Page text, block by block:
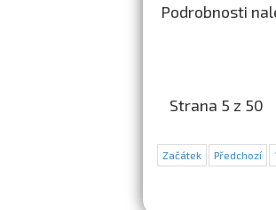
Podrobnosti
Strana 5 z 50
Začátek Předchozí